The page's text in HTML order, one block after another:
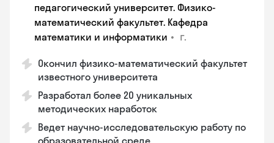
педагогический университет. Физико-
математический факультет. Кафедра
математики и информатики • г.
Окончил физико-математический факультет
известного университета
Разработал более 20 уникальных
методических наработок
Ведет научно-исследовательскую работу по
образовательной среде